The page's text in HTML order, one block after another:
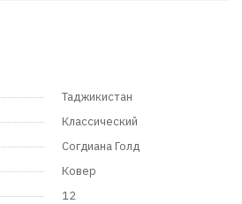
Таджикистан
Классический
Согдиана Голд
Ковер
12